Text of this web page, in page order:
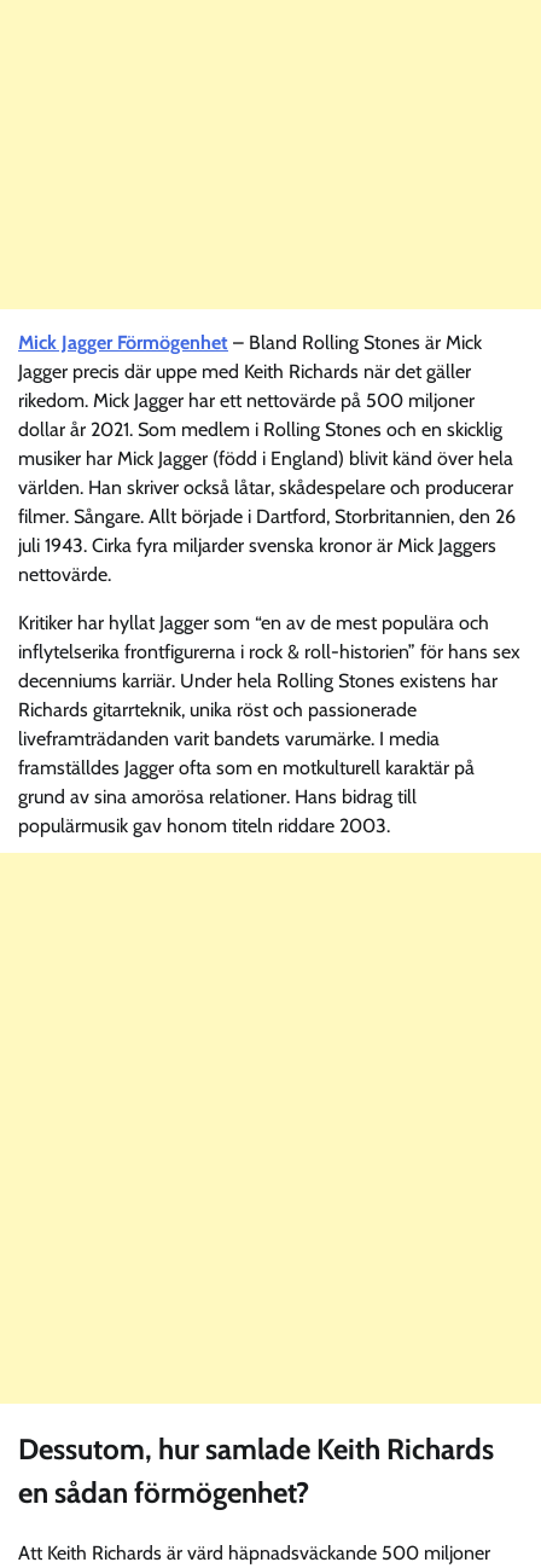
Mick Jagger Förmögenhet – Bland Rolling Stones är Mick
Jagger precis där uppe med Keith Richards när det gäller
rikedom. Mick Jagger har ett nettovärde på 500 miljoner
dollar år 2021. Som medlem i Rolling Stones och en skicklig
musiker har Mick Jagger (född i England) blivit känd över hela
världen. Han skriver också låtar, skådespelare och producerar
filmer. Sångare. Allt började i Dartford, Storbritannien, den 26
juli 1943. Cirka fyra miljarder svenska kronor är Mick Jaggers
nettovärde.
Kritiker har hyllat Jagger som “en av de mest populära och
inflytelserika frontfigurerna i rock & roll-historien” för hans sex
decenniums karriär. Under hela Rolling Stones existens har
Richards gitarrteknik, unika röst och passionerade
liveframträdanden varit bandets varumärke. I media
framställdes Jagger ofta som en motkulturell karaktär på
grund av sina amorösa relationer. Hans bidrag till
populärmusik gav honom titeln riddare 2003.
Dessutom, hur samlade Keith Richards
en sådan förmögenhet?
Att Keith Richards är värd häpnadsväckande 500 miljoner